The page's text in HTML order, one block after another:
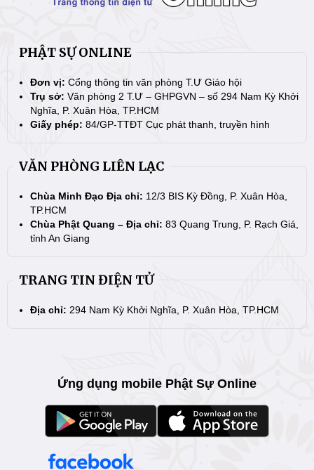
PHẬT SỰ ONLINE
Đơn vị: Cổng thông tin văn phòng T.Ư Giáo hội
Trụ sở: Văn phòng 2 T.Ư – GHPGVN – số 294 Nam Kỳ Khởi
Nghĩa, P. Xuân Hòa, TP.HCM
Giấy phép: 84/GP-TTĐT Cục phát thanh, truyền hình
VĂN PHÒNG LIÊN LẠC
Chùa Minh Đạo Địa chỉ: 12/3 BIS Kỳ Đồng, P. Xuân Hòa,
TP.HCM
Chùa Phật Quang – Địa chỉ: 83 Quang Trung, P. Rạch Giá,
tỉnh An Giang
TRANG TIN ĐIỆN TỬ
Địa chỉ: 294 Nam Kỳ Khởi Nghĩa, P. Xuân Hòa, TP.HCM
Ứng dụng mobile Phật Sự Online